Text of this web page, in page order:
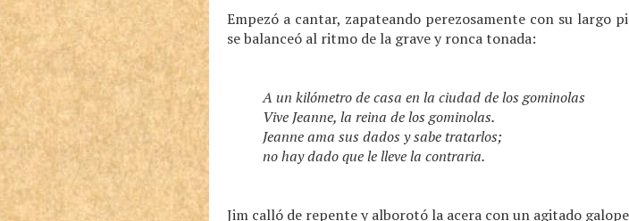
Empezó a cantar, zapateando perezosamente con su largo
se balanceó al ritmo de la grave y ronca tonada:
A un kilómetro de casa en la ciudad de los gominolas
Vive Jeanne, la reina de los gominolas.
Jeanne ama sus dados y sabe tratarlos;
no hay dado que le lleve la contraria.
Jim calló de repente y alborotó la acera con un agitado